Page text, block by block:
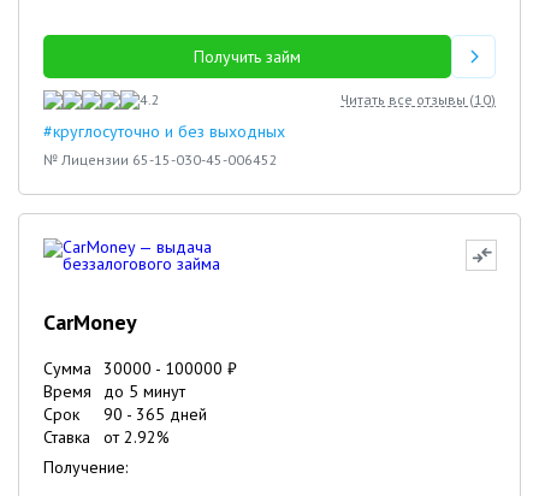
Получить займ
4.2 Читать все отзывы (10)
#круглосуточно и без выходных
№ Лицензии 65-15-030-45-006452
CarMoney
Сумма 30000 - 100000 ₽
Время
до 5 минут
Срок
90 - 365 дней
Ставка
от2.92%
Получение: